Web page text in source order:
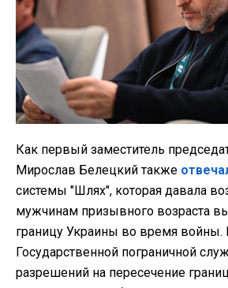
Как первый заместитель
Мирослав Белецкий также
системы "Шлях", которая давала
мужчинам призывного возраста
границу Украины во время
Государственной пограничной
разрешений на пересечение